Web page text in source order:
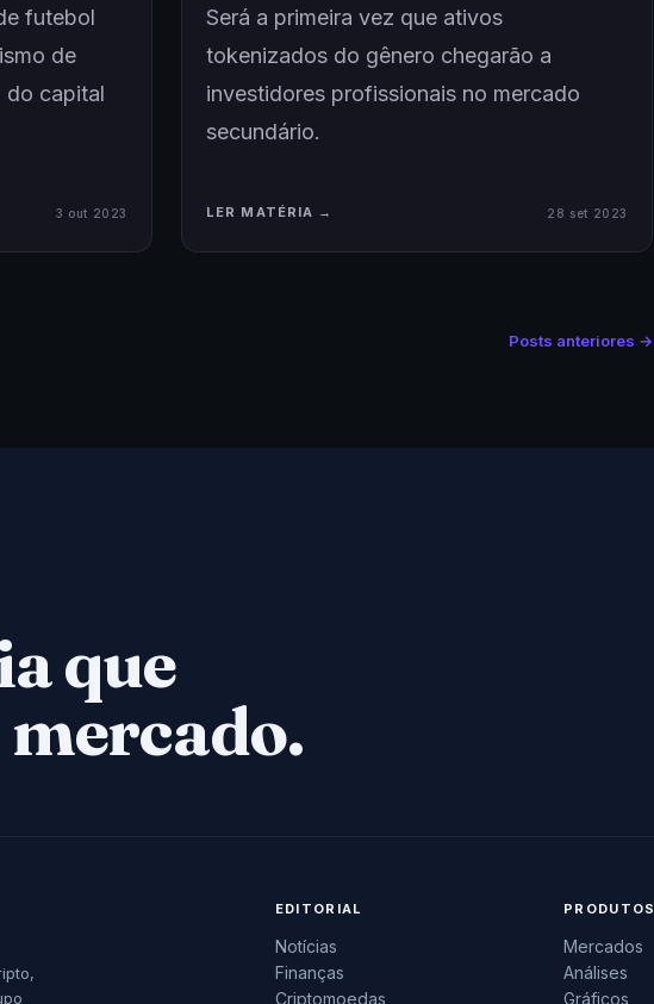
futebol
de
do capital
3 out 2023
Será a primeira vez que ativos
tokenizados do gênero chegarão a
investidores profissionais no mercado
secundário.
LER MATÉRIA → 28 set 2023
Posts anteriores →
que
EDITORIAL
Notícias
Finanças
Criptomoedas
PRODUTOS
Mercados
Análises
Gráficos